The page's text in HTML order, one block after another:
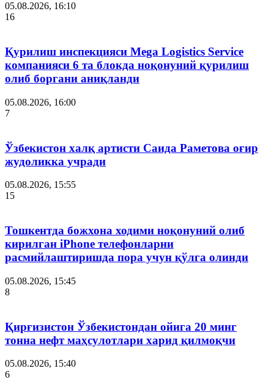
05.08.2026, 16:10
16
Қурилиш инспекцияси Мega Logistics Service
компанияси 6 та блокда ноқонуний қурилиш
олиб боргани аниқланди
05.08.2026, 16:00
7
Ўзбекистон халқ артисти Саида Раметова оғир
жудоликка учради
05.08.2026, 15:55
15
Тошкентда божхона ходими ноқонуний олиб
кирилган iPhone телефонларни
расмийлаштиришда пора учун қўлга олинди
05.08.2026, 15:45
8
Қирғизистон Ўзбекистондан ойига 20 минг
тонна нефт маҳсулотлари харид қилмоқчи
05.08.2026, 15:40
6